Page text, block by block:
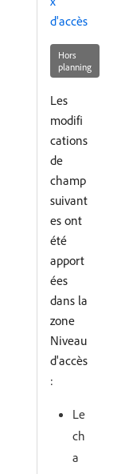
d'accès
Hors
planning
Les
modifi
cations
de
champ
suivant
es ont
été
apport
ées
dans la
zone
Niveau
d'accès
:
Le
ch
a